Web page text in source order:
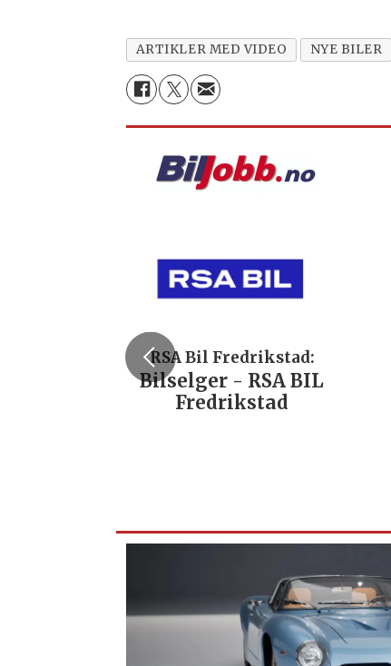
ARTIKLER MED VIDEO NYE BILER
RSA Bil Fredrikstad:
Bilselger - RSA BIL
Fredrikstad